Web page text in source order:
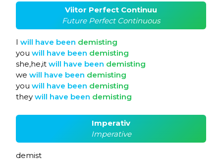
Viitor Perfect Continuu
Future Perfect Continuous
I will have been demisting
you will have been demisting
she,he,it will have been demisting
we will have been demisting
you will have been demisting
they will have been demisting
Imperativ
Imperative
demist